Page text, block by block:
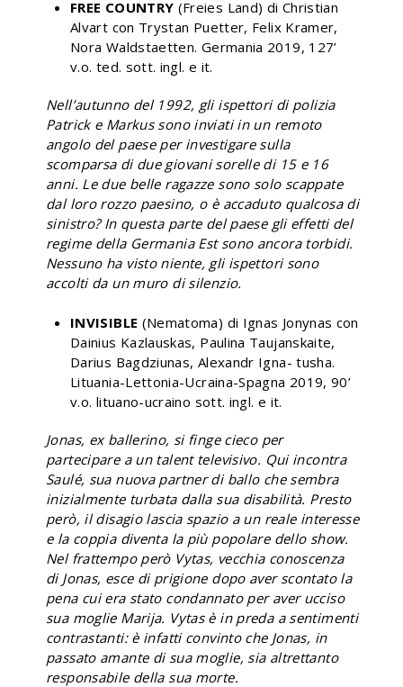
FREE COUNTRY (Freies Land) di Christian
Alvart con Trystan Puetter, Felix Kramer,
Nora Waldstaetten. Germania 2019, 127’
v.o. ted. sott. ingl. e it.
Nell’autunno del 1992, gli ispettori di polizia
Patrick e Markus sono inviati in un remoto
angolo del paese per investigare sulla
scomparsa di due giovani sorelle di 15 e 16
anni. Le due belle ragazze sono solo scappate
dal loro rozzo paesino, o è accaduto qualcosa di
sinistro? In questa parte del paese gli effetti del
regime della Germania Est sono ancora torbidi.
Nessuno ha visto niente, gli ispettori sono
accolti da un muro di silenzio.
INVISIBLE (Nematoma) di Ignas Jonynas con
Dainius Kazlauskas, Paulina Taujanskaite,
Darius Bagdziunas, Alexandr Igna- tusha.
Lituania-Lettonia-Ucraina-Spagna 2019, 90’
v.o. lituano-ucraino sott. ingl. e it.
Jonas, ex ballerino, si finge cieco per
partecipare a un talent televisivo. Qui incontra
Saulé, sua nuova partner di ballo che sembra
inizialmente turbata dalla sua disabilità. Presto
però, il disagio lascia spazio a un reale interesse
e la coppia diventa la più popolare dello show.
Nel frattempo però Vytas, vecchia conoscenza
di Jonas, esce di prigione dopo aver scontato la
pena cui era stato condannato per aver ucciso
sua moglie Marija. Vytas è in preda a sentimenti
contrastanti: è infatti convinto che Jonas, in
passato amante di sua moglie, sia altrettanto
responsabile della sua morte.